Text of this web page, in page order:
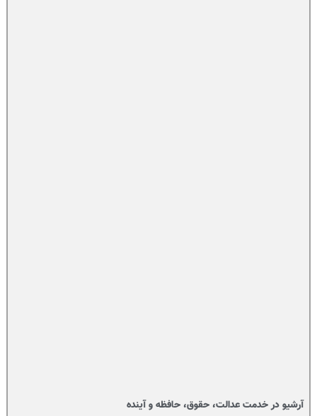
آرشیو در خدمت عدالت، حقوق، حافظه و آینده‌